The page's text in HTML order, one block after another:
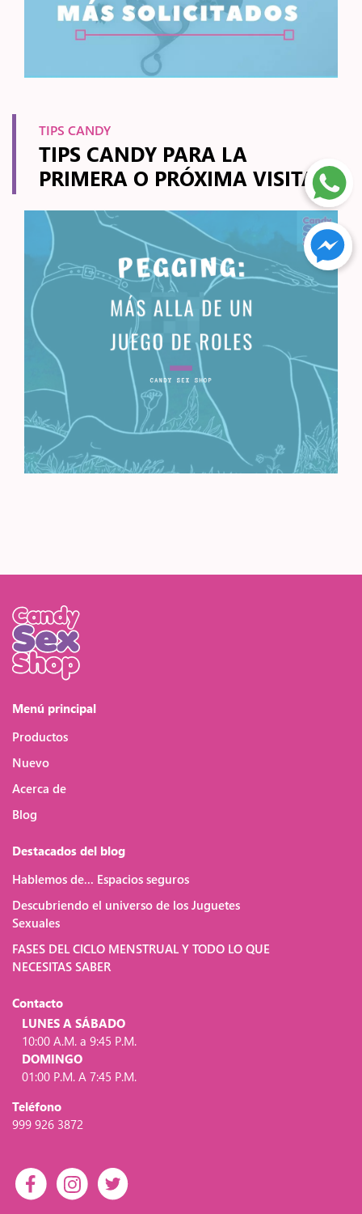
TIPS CANDY
TIPS CANDY PARA LA
PRIMERA O PRÓXIMA VISITA
Menú principal
Productos
Nuevo
Acerca de
Blog
Destacados del blog
Hablemos de... Espacios seguros
Descubriendo el universo de los Juguetes
Sexuales
FASES DEL CICLO MENSTRUAL Y TODO LO QUE
NECESITAS SABER
Contacto
LUNES A SÁBADO
10:00 A.M. a 9:45 P.M.
DOMINGO
01:00 P.M. A 7:45 P.M.
Teléfono
999 926 3872